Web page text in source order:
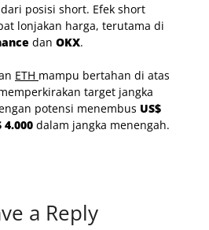
posisi short. Efek short
lonjakan harga, terutama di
dan OKX.
ETH mampu bertahan di atas
target jangka
potensi menembus US$
4.000 dalam jangka menengah.
a Reply